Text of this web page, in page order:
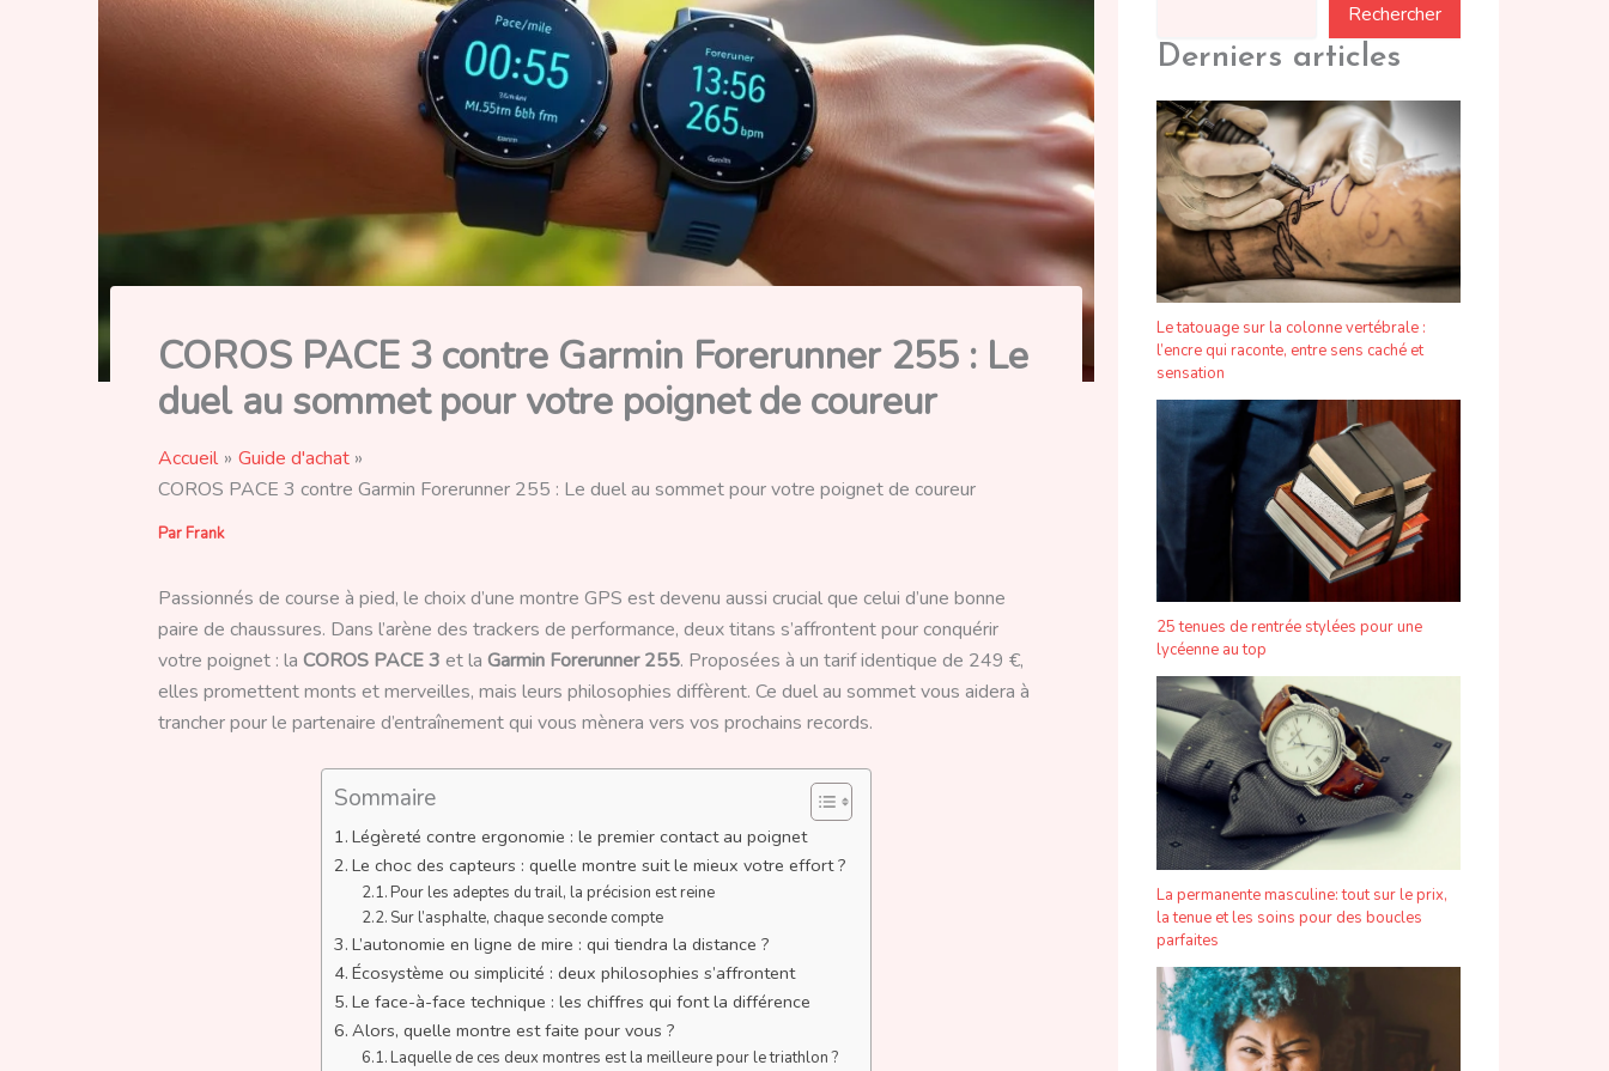
COROS PACE 3 contre Garmin Forerunner 255 : Le
duel au sommet pour votre poignet de coureur
Accueil
Guide d'achat
COROS PACE 3 contre Garmin Forerunner 255 : Le duel au sommet pour votre poignet de coureur
Par Frank
Passionnés de course à pied, le choix d’une montre GPS est devenu aussi crucial que celui d’une bonne
paire de chaussures. Dans l’arène des trackers de performance, deux titans s’affrontent pour conquérir
votre poignet : la COROS PACE 3 et la Garmin Forerunner 255. Proposées à un tarif identique de 249 €,
elles promettent monts et merveilles, mais leurs philosophies diffèrent. Ce duel au sommet vous aidera à
trancher pour le partenaire d’entraînement qui vous mènera vers vos prochains records.
Sommaire
Légèreté contre ergonomie : le premier contact au poignet
Le choc des capteurs : quelle montre suit le mieux votre effort ?
Pour les adeptes du trail, la précision est reine
Sur l’asphalte, chaque seconde compte
L’autonomie en ligne de mire : qui tiendra la distance ?
Écosystème ou simplicité : deux philosophies s’affrontent
Le face-à-face technique : les chiffres qui font la différence
Alors, quelle montre est faite pour vous ?
Laquelle de ces deux montres est la meilleure pour le triathlon ?
Rechercher
Derniers articles
Le tatouage sur la colonne vertébrale :
l’encre qui raconte, entre sens caché et
sensation
25 tenues de rentrée stylées pour une
lycéenne au top
La permanente masculine: tout sur le prix,
la tenue et les soins pour des boucles
parfaites